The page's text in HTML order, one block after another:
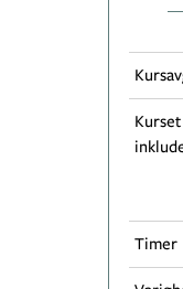
Kurset
Timer